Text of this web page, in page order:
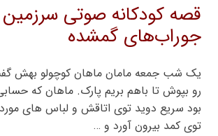
قصه کودکانه صوتی سرزمین
جوراب‌های گمشده
یک شب جمعه مامان ماهان کوچولو بهش
رو بپوش تا باهم بریم پارک. ماهان که
بود سریع دوید توی اتاقش و لباس های
توی کمد بیرون آورد و …